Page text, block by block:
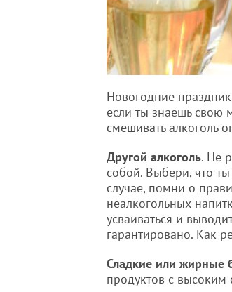
Новогодние
если ты знаешь свою
смешивать алкоголь
Другой алкоголь. Не
собой. Выбери, что
случае, помни о
неалкогольных
усваиваться и
гарантировано. Как
Сладкие или жирные
продуктов с